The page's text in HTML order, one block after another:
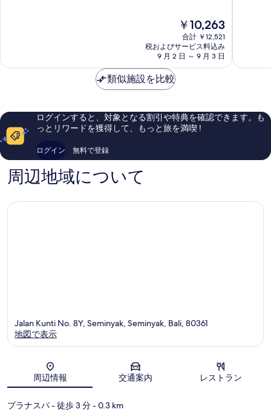
示良
ミ
件
件
コ
ミ
現
在
の
料
金
￥10,263
合計 ￥12,521
税およびサービス料込み
9 月 2 日 ～ 9 月 3 日
ク
素
い、
口
類似施設を比較
ログインすると、対象となる割引や特典を確認できます。も
っとリワードを獲得して、もっと旅を満喫 !
ログイン 無料で登録
周辺地域について
地図
Jalan Kunti No. 8Y, Seminyak, Seminyak, Bali, 80361
地図で表示
周辺情報 交通案内 レストラン
プラナスパ- 徒歩 3 分- 0.3 km